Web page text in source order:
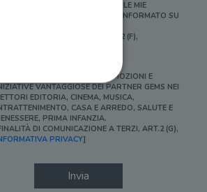
PERSONALIZZATE E IN LINEA CON LE MIE
ABITUDINI DI ACQUISTO, ESSERE INFORMATO SU
[FINALITÀ DI PROFILAZIONE, ART.2 (F),
SÌ, DESIDERO ACCEDERE A PROMOZIONI E
VANTAGGIOSE DEI PARTNER GEMS NEI
EDITORIA, CINEMA, MUSICA,
CASA E ARREDO, SALUTE E
PRIMA INFANZIA.
DI COMUNICAZIONE A TERZI, ART.2 (G),
PRIVACY]
Invia
dell'account. Il sito